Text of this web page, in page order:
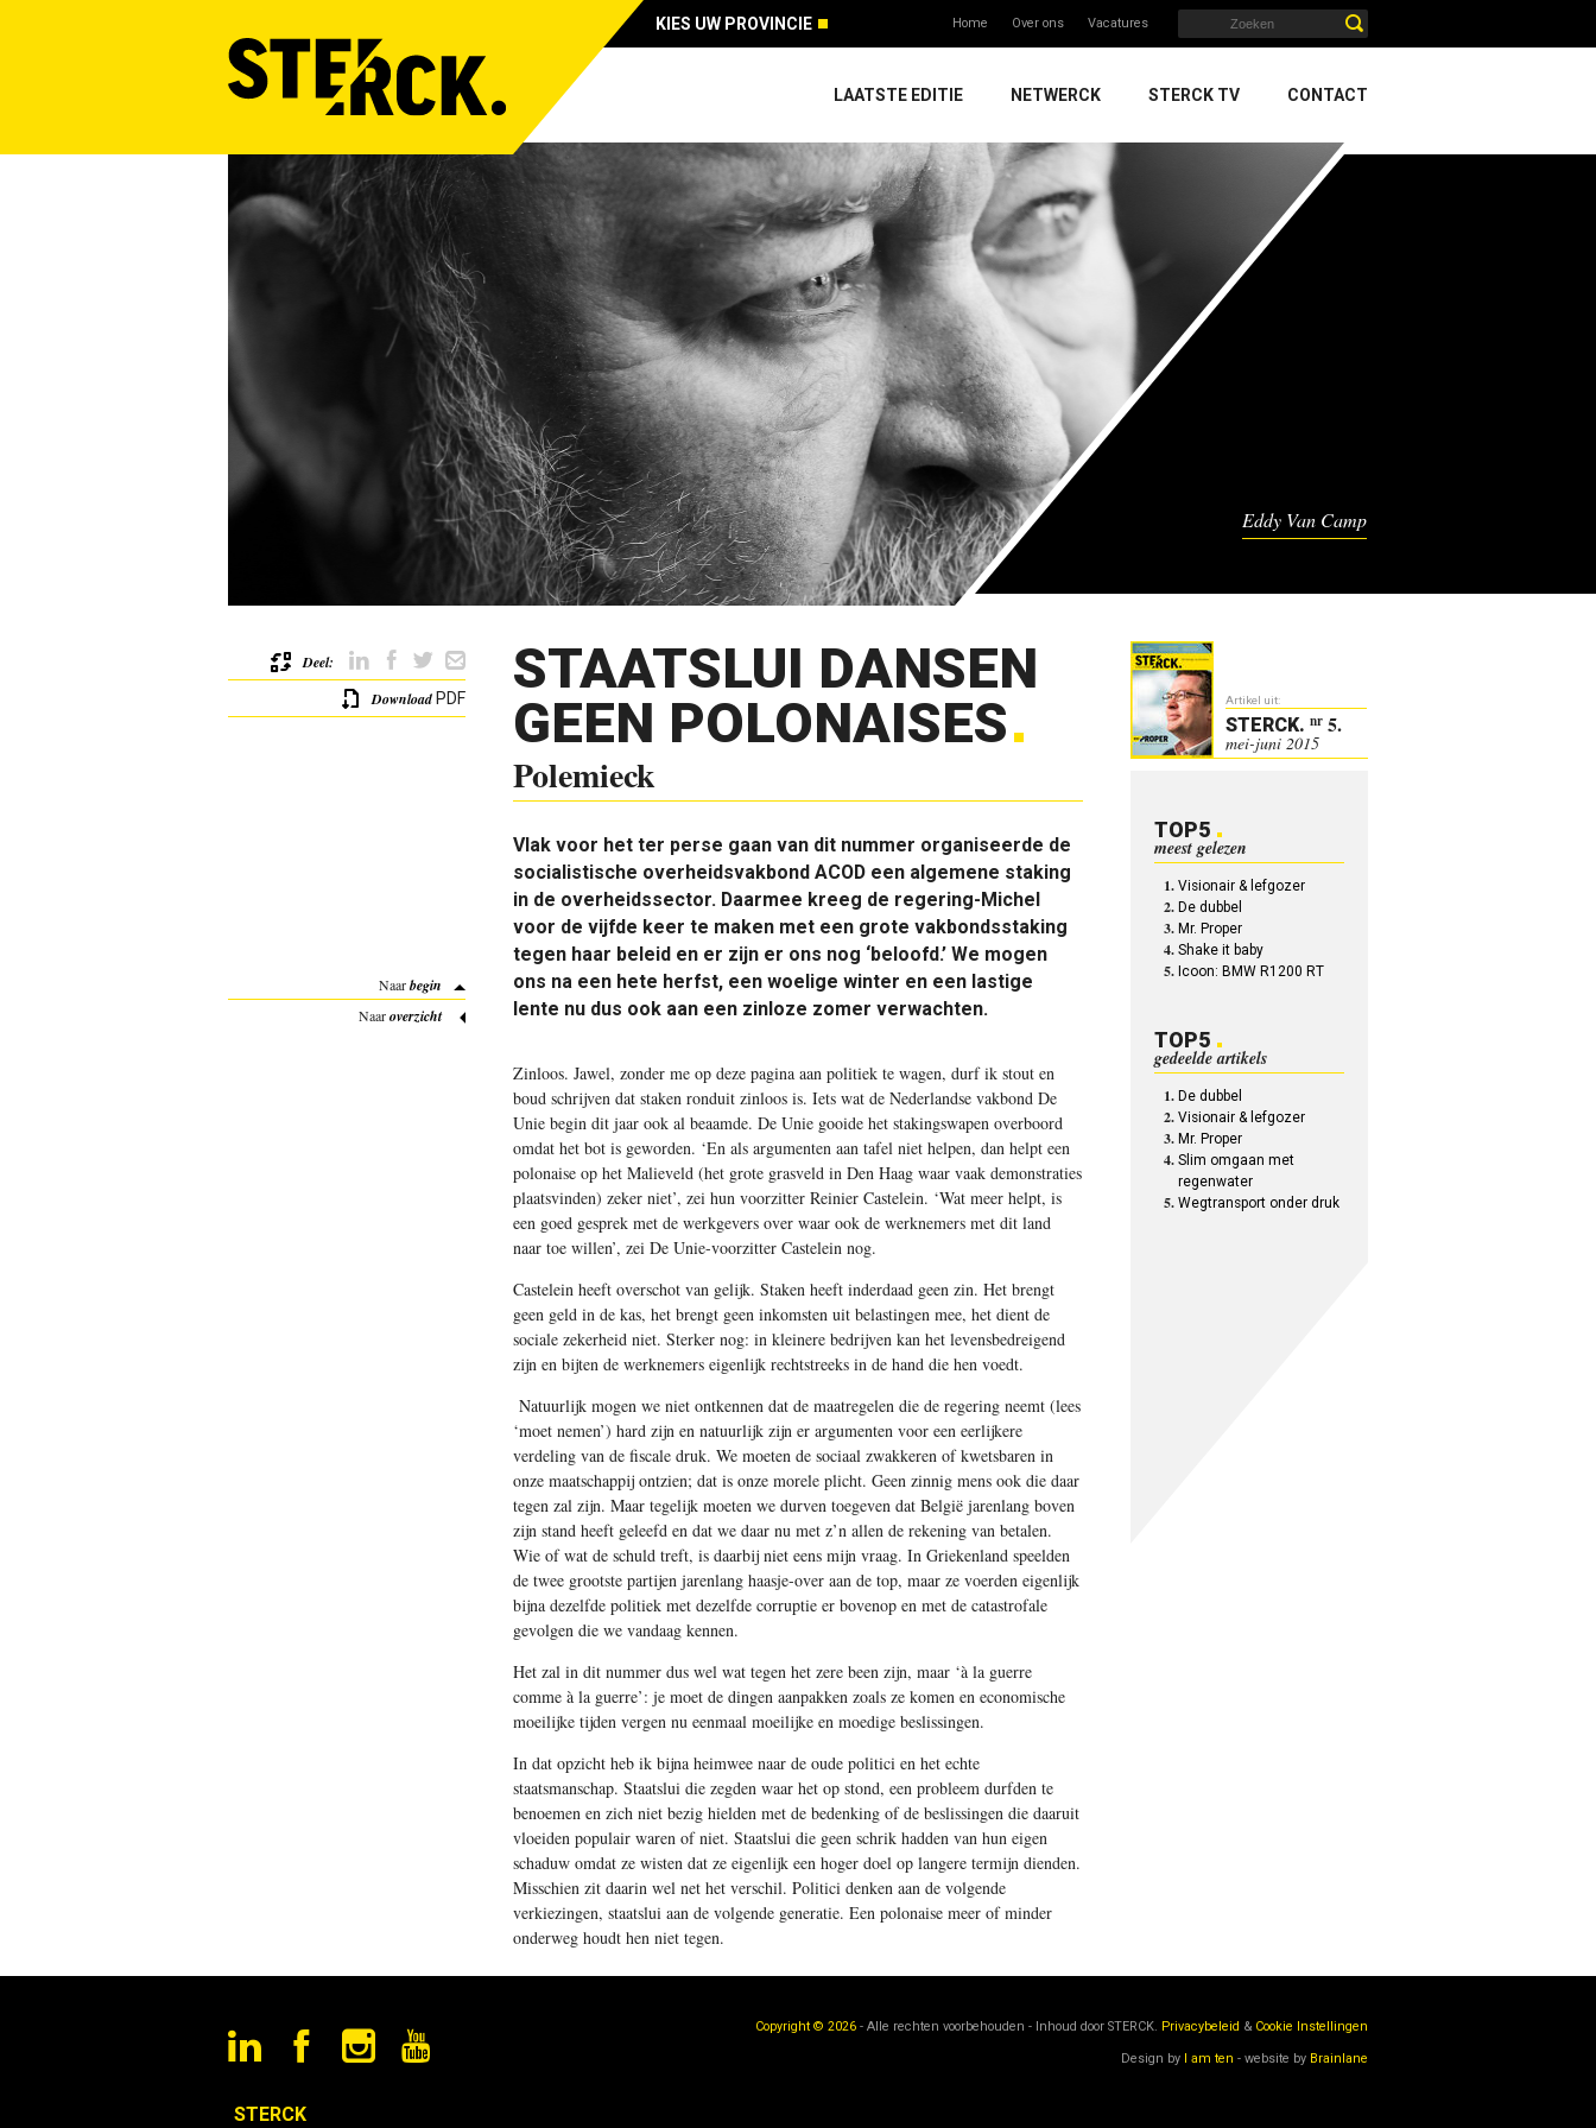
KIES UW PROVINCIE Home Over ons Vacatures
LAATSTE EDITIE NETWERCK STERCK TV CONTACT
Eddy Van Camp
STAATSLUI DANSEN
GEEN POLONAISES
Polemieck
Vlak voor het ter perse gaan van dit nummer organiseerde de
socialistische overheidsvakbond ACOD een algemene staking
in de overheidssector. Daarmee kreeg de regering-Michel
voor de vijfde keer te maken met een grote vakbondsstaking
tegen haar beleid en er zijn er ons nog ‘beloofd.’ We mogen
ons na een hete herfst, een woelige winter en een lastige
lente nu dus ook aan een zinloze zomer verwachten.
Zinloos. Jawel, zonder me op deze pagina aan politiek te wagen, durf ik stout en
boud schrijven dat staken ronduit zinloos is. Iets wat de Nederlandse vakbond De
Unie begin dit jaar ook al beaamde. De Unie gooide het stakingswapen overboord
omdat het bot is geworden. ‘En als argumenten aan tafel niet helpen, dan helpt een
polonaise op het Malieveld (het grote grasveld in Den Haag waar vaak demonstraties
plaatsvinden) zeker niet’, zei hun voorzitter Reinier Castelein. ‘Wat meer helpt, is
een goed gesprek met de werkgevers over waar ook de werknemers met dit land
naar toe willen’, zei De Unie-voorzitter Castelein nog.
Castelein heeft overschot van gelijk. Staken heeft inderdaad geen zin. Het brengt
geen geld in de kas, het brengt geen inkomsten uit belastingen mee, het dient de
sociale zekerheid niet. Sterker nog: in kleinere bedrijven kan het levensbedreigend
zijn en bijten de werknemers eigenlijk rechtstreeks in de hand die hen voedt.
Natuurlijk mogen we niet ontkennen dat de maatregelen die de regering neemt (lees
‘moet nemen’) hard zijn en natuurlijk zijn er argumenten voor een eerlijkere
verdeling van de fiscale druk. We moeten de sociaal zwakkeren of kwetsbaren in
onze maatschappij ontzien; dat is onze morele plicht. Geen zinnig mens ook die daar
tegen zal zijn. Maar tegelijk moeten we durven toegeven dat België jarenlang boven
zijn stand heeft geleefd en dat we daar nu met z’n allen de rekening van betalen.
Wie of wat de schuld treft, is daarbij niet eens mijn vraag. In Griekenland speelden
de twee grootste partijen jarenlang haasje-over aan de top, maar ze voerden eigenlijk
bijna dezelfde politiek met dezelfde corruptie er bovenop en met de catastrofale
gevolgen die we vandaag kennen.
Het zal in dit nummer dus wel wat tegen het zere been zijn, maar ‘à la guerre
comme à la guerre’: je moet de dingen aanpakken zoals ze komen en economische
moeilijke tijden vergen nu eenmaal moeilijke en moedige beslissingen.
In dat opzicht heb ik bijna heimwee naar de oude politici en het echte
staatsmanschap. Staatslui die zegden waar het op stond, een probleem durfden te
benoemen en zich niet bezig hielden met de bedenking of de beslissingen die daaruit
vloeiden populair waren of niet. Staatslui die geen schrik hadden van hun eigen
schaduw omdat ze wisten dat ze eigenlijk een hoger doel op langere termijn dienden.
Misschien zit daarin wel net het verschil. Politici denken aan de volgende
verkiezingen, staatslui aan de volgende generatie. Een polonaise meer of minder
onderweg houdt hen niet tegen.
Deel:
DownloadPDF
Naarbegin
Naaroverzicht
Artikel uit:
STERCK. nr 5.
mei-juni 2015
TOP5
meest gelezen
Visionair & lefgozer
De dubbel
Mr. Proper
Shake it baby
Icoon: BMW R1200 RT
TOP5
gedeelde artikels
De dubbel
Visionair & lefgozer
Mr. Proper
Slim omgaan met
regenwater
Wegtransport onder druk
Copyright © 2026- Alle rechten voorbehouden - Inhoud door STERCK. Privacybeleid & Cookie Instellingen
Design by I am ten - website by Brainlane
STERCK